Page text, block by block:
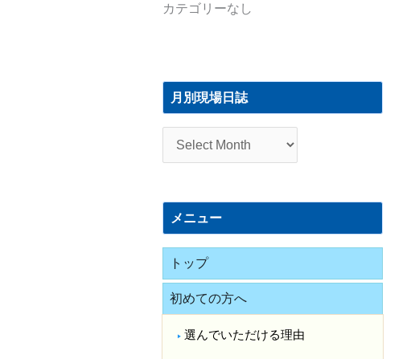
カテゴリーなし
月別現場日誌
別
現
誌
メニュー
トップ
初めての方へ
選んでいただける理由